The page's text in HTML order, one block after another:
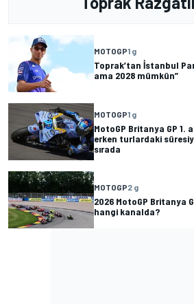
MOTOGP1 g
Toprak’tan İstanbul
ama 2028 mümkün”
MOTOGP1 g
MotoGP Britanya GP 1.
erken turlardaki
sırada
MOTOGP2 g
2026 MotoGP Britanya
hangi kanalda?